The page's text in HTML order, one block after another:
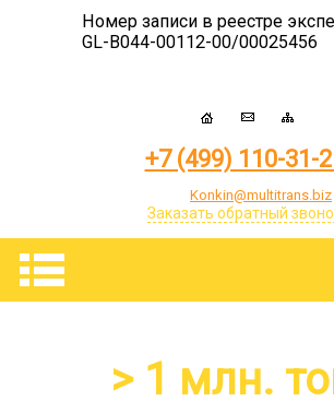
Номер записи в реестре
GL-B044-00112-00/00025456
+7 (499) 110-31-
Konkin@multitrans.biz
Заказать обратный
> 1 млн.